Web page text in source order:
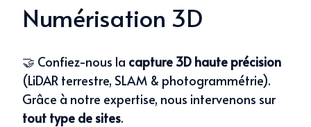
Numérisation 3D
🤝 Confiez-nous la capture 3D haute précision
(LiDAR terrestre, SLAM & photogrammétrie).
Grâce à notre expertise, nous intervenons sur
tout type de sites.